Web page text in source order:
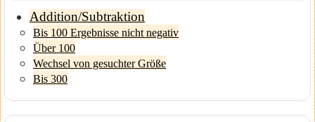
Addition/Subtraktion
Bis 100 Ergebnisse nicht negativ
Über 100
Wechsel von gesuchter Größe
Bis 300